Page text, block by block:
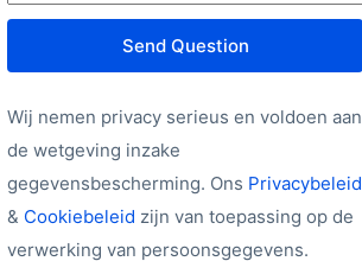
Send Question
Wij nemen privacy serieus en voldoen aan
de wetgeving inzake
gegevensbescherming. Ons Privacybeleid
& Cookiebeleid zijn van toepassing op de
verwerking van persoonsgegevens.